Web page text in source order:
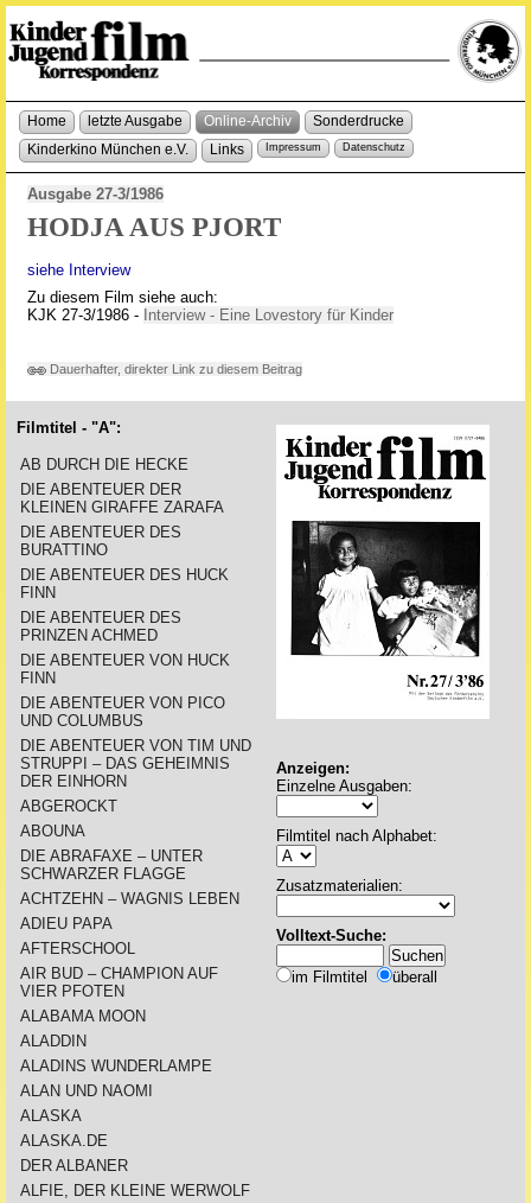
Home letzte Ausgabe Online-Archiv
Sonderdrucke
Kinderkino München e.V.
Links Impressum Datenschutz
Ausgabe 27-3/1986
HODJA AUS PJORT
siehe Interview
Zu diesem Film siehe auch:
KJK 27-3/1986 - Interview - Eine Lovestory für Kinder
Dauerhafter, direkter Link zu diesem Beitrag
Filmtitel - "A":
AB DURCH DIE HECKE
DIE ABENTEUER DER
KLEINEN GIRAFFE ZARAFA
DIE ABENTEUER DES
BURATTINO
DIE ABENTEUER DES HUCK
FINN
DIE ABENTEUER DES
PRINZEN ACHMED
DIE ABENTEUER VON HUCK
FINN
DIE ABENTEUER VON PICO
UND COLUMBUS
DIE ABENTEUER VON TIM UND
STRUPPI – DAS GEHEIMNIS
DER EINHORN
ABGEROCKT
ABOUNA
DIE ABRAFAXE – UNTER
SCHWARZER FLAGGE
ACHTZEHN – WAGNIS LEBEN
ADIEU PAPA
AFTERSCHOOL
AIR BUD – CHAMPION AUF
VIER PFOTEN
ALABAMA MOON
ALADDIN
ALADINS WUNDERLAMPE
ALAN UND NAOMI
ALASKA
ALASKA.DE
DER ALBANER
ALFIE, DER KLEINE WERWOLF
Anzeigen:
Einzelne Ausgaben:
Filmtitel nach Alphabet:
Zusatzmaterialien:
Volltext-Suche:
im Filmtitel überall